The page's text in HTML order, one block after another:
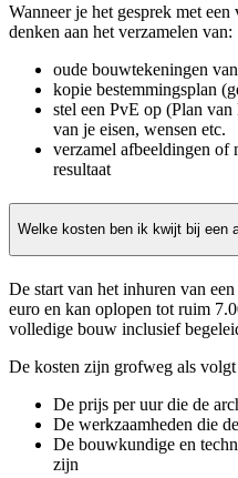
Wanneer je het gesprek met
denken aan het verzamelen van:
oude bouwtekeningen
kopie bestemmingsplan
stel een PvE op (Plan
van je eisen, wensen etc.
verzamel afbeeldingen of
resultaat
Welke kosten ben ik kwijt bij een
De start van het inhuren van
euro en kan oplopen tot ruim
volledige bouw inclusief
De kosten zijn grofweg als volgt
De prijs per uur die de
De werkzaamheden die
De bouwkundige en
zijn